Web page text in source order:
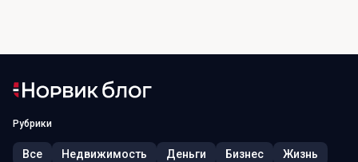
Рубрики
Все Недвижимость Деньги Бизнес Жизнь